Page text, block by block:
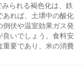
られる褐色化は、鉄
あれば、土壌中の酸化
伏や温室効果ガス発
良いでしょう。食料安
重要であり、米の消費